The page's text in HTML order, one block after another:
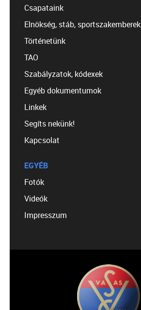
Csapataink
Elnökség, stáb, sportszakemberek
Történetünk
TAO
Szabályzatok, kódexek
Egyéb dokumentumok
Linkek
Segíts nekünk!
Kapcsolat
EGYÉB
Fotók
Videók
Impresszum